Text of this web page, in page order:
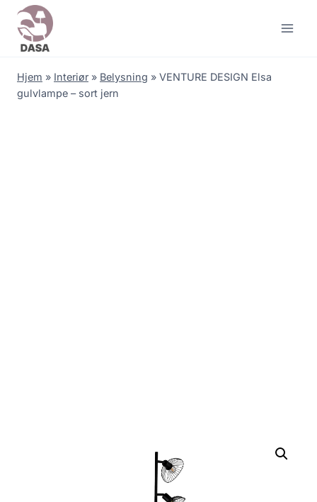
Skip
content
Hjem » Interiør » Belysning » VENTURE DESIGN Elsa
gulvlampe – sort jern